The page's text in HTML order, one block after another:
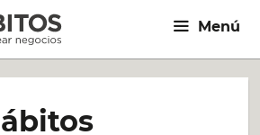
Menú